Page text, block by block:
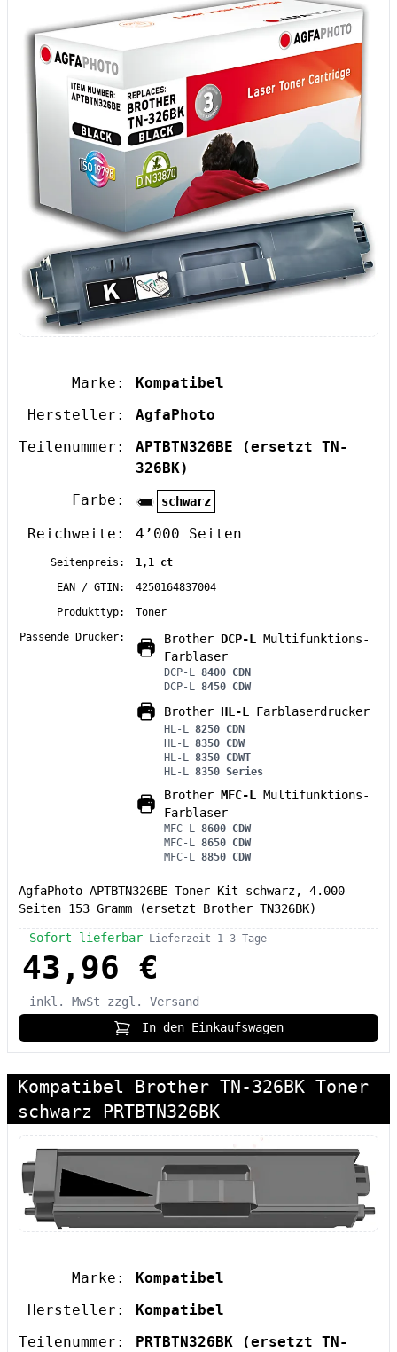
Marke:
Kompatibel
Hersteller:
AgfaPhoto
Teilenummer:
APTBTN326BE
(ersetzt TN-
326BK)
Farbe:
schwarz
Reichweite: 4’000 Seiten
Seitenpreis:
1,1 ct
EAN / GTIN:
4250164837004
Produkttyp:
Toner
Passende Drucker:
Brother DCP-L
Multifunktions-
Farblaser
DCP-L 8400 CDN
DCP-L 8450 CDW
Brother HL-L Farblaserdrucker
HL-L 8250 CDN
HL-L 8350 CDW
HL-L 8350 CDWT
HL-L 8350 Series
Brother MFC-L
Multifunktions-
Farblaser
MFC-L 8600 CDW
MFC-L 8650 CDW
MFC-L 8850 CDW
AgfaPhoto APTBTN326BE Toner-Kit schwarz, 4.000
Seiten 153 Gramm (ersetzt Brother TN326BK)
Sofort lieferbar Lieferzeit 1-3 Tage
43,96 €
inkl. MwSt
zzgl. Versand
In den Einkaufswagen
Kompatibel Brother TN-326BK Toner
schwarz PRTBTN326BK
Marke:
Kompatibel
Hersteller:
Kompatibel
Teilenummer:
PRTBTN326BK
(ersetzt TN-